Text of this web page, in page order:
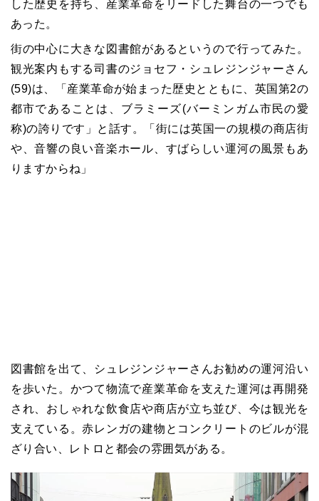
した歴史を持ち、産業革命をリードした舞台の一つでも
あった。
街の中心に大きな図書館があるというので行ってみた。
観光案内もする司書のジョセフ・シュレジンジャーさん
(59)は、「産業革命が始まった歴史とともに、英国第2の
都市であることは、ブラミーズ(バーミンガム市民の愛
称)の誇りです」と話す。「街には英国一の規模の商店街
や、音響の良い音楽ホール、すばらしい運河の風景もあ
りますからね」
図書館を出て、シュレジンジャーさんお勧めの運河沿い
を歩いた。かつて物流で産業革命を支えた運河は再開発
され、おしゃれな飲食店や商店が立ち並び、今は観光を
支えている。赤レンガの建物とコンクリートのビルが混
ざり合い、レトロと都会の雰囲気がある。